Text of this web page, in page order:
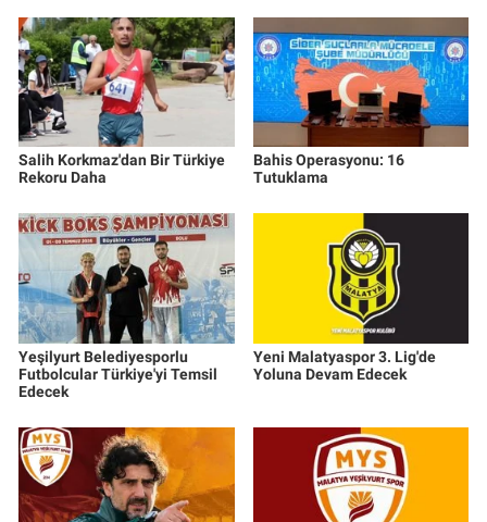
Salih Korkmaz'dan Bir Türkiye
Rekoru Daha
Bahis Operasyonu: 16
Tutuklama
Yeşilyurt Belediyesporlu
Futbolcular Türkiye'yi Temsil
Edecek
Yeni Malatyaspor 3. Lig'de
Yoluna Devam Edecek